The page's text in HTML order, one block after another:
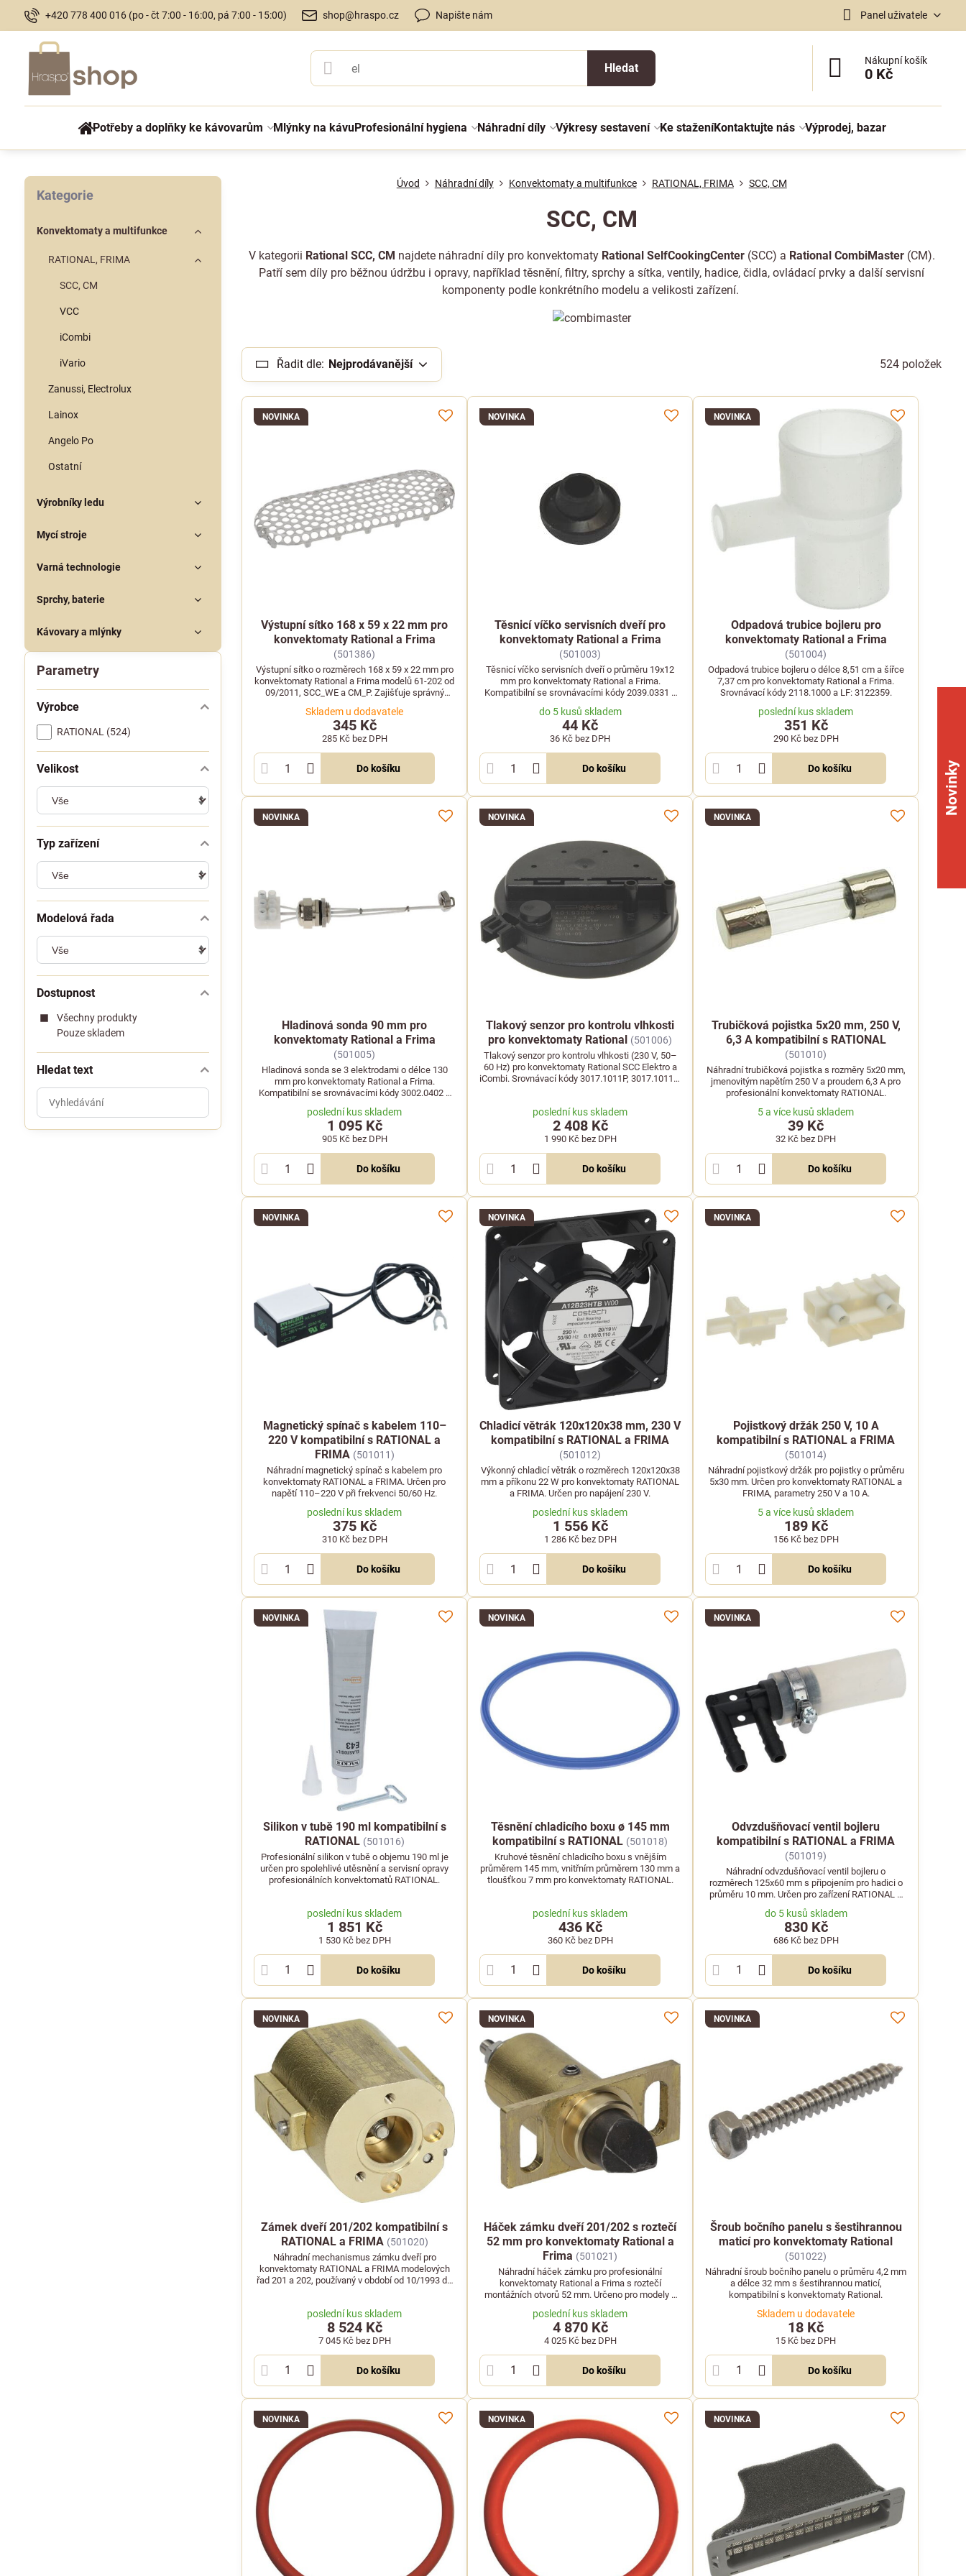
+420 778 400 016 (po - čt 7:00 - 16:00, pá 7:00 - 15:00) shop@hraspo.cz Napište nám Panel uživatele
Hledat
Nákupní košík
0 Kč
Potřeby a doplňky ke kávovarům Mlýnky na kávuProfesionální hygiena Náhradní díly Výkresy sestavení Ke staženíKontaktujte nás Výprodej, bazar
Úvod Náhradní díly Konvektomaty a multifunkce RATIONAL, FRIMA SCC, CM
SCC, CM
V kategorii Rational SCC, CM najdete náhradní díly pro konvektomaty Rational SelfCookingCenter(SCC) a Rational CombiMaster(CM).
Patří sem díly pro běžnou údržbu i opravy, například těsnění, filtry, sprchy a sítka, ventily, hadice, čidla, ovládací prvky a další servisní
komponenty podle konkrétního modelu a velikosti zařízení.
Řadit dle: Nejprodávanější 524 položek
NOVINKA
Výstupní sítko 168 x 59 x 22 mm pro
konvektomaty Rational a Frima
(501386)
Výstupní sítko o rozměrech 168 x 59 x 22 mm pro
konvektomaty Rational a Frima modelů 61-202 od
09/2011, SCC_WE a CM_P. Zajišťuje správný
Skladem u dodavatele
345 Kč
285 Kč bez DPH
Do košíku
NOVINKA
Těsnicí víčko servisních dveří pro
konvektomaty Rational a Frima
(501003)
Těsnicí víčko servisních dveří o průměru 19x12
mm pro konvektomaty Rational a Frima.
Kompatibilní se srovnávacími kódy 2039.0331 a
LF: 7150218.
do 5 kusů skladem
44 Kč
36 Kč bez DPH
Do košíku
NOVINKA
Odpadová trubice bojleru pro
konvektomaty Rational a Frima
(501004)
Odpadová trubice bojleru o délce 8,51 cm a šířce
7,37 cm pro konvektomaty Rational a Frima.
Srovnávací kódy 2118.1000 a LF: 3122359.
poslední kus skladem
351 Kč
290 Kč bez DPH
Do košíku
NOVINKA
Hladinová sonda 90 mm pro
konvektomaty Rational a Frima
(501005)
Hladinová sonda se 3 elektrodami o délce 130
mm pro konvektomaty Rational a Frima.
Kompatibilní se srovnávacími kódy 3002.0402 a
poslední kus skladem
1 095 Kč
905 Kč bez DPH
Do košíku
NOVINKA
Tlakový senzor pro kontrolu vlhkosti
pro konvektomaty Rational
(501006)
Tlakový senzor pro kontrolu vlhkosti (230 V, 50–
60 Hz) pro konvektomaty Rational SCC Elektro a
iCombi. Srovnávací kódy 3017.1011P, 3017.1011 a
poslední kus skladem
2 408 Kč
1 990 Kč bez DPH
Do košíku
NOVINKA
Trubičková pojistka 5x20 mm, 250 V,
6,3 A kompatibilní s RATIONAL
(501010)
Náhradní trubičková pojistka s rozměry 5x20 mm,
jmenovitým napětím 250 V a proudem 6,3 A pro
profesionální konvektomaty RATIONAL.
5 a více kusů skladem
39 Kč
32 Kč bez DPH
Do košíku
NOVINKA
Magnetický spínač s kabelem 110–
220 V kompatibilní s RATIONAL a
FRIMA (501011)
Náhradní magnetický spínač s kabelem pro
konvektomaty RATIONAL a FRIMA. Určen pro
napětí 110–220 V při frekvenci 50/60 Hz.
poslední kus skladem
375 Kč
310 Kč bez DPH
Do košíku
NOVINKA
Chladicí větrák 120x120x38 mm, 230 V
kompatibilní s RATIONAL a FRIMA
(501012)
Výkonný chladicí větrák o rozměrech 120x120x38
mm a příkonu 22 W pro konvektomaty RATIONAL
a FRIMA. Určen pro napájení 230 V.
poslední kus skladem
1 556 Kč
1 286 Kč bez DPH
Do košíku
NOVINKA
Pojistkový držák 250 V, 10 A
kompatibilní s RATIONAL a FRIMA
(501014)
Náhradní pojistkový držák pro pojistky o průměru
5x30 mm. Určen pro konvektomaty RATIONAL a
FRIMA, parametry 250 V a 10 A.
5 a více kusů skladem
189 Kč
156 Kč bez DPH
Do košíku
NOVINKA
Silikon v tubě 190 ml kompatibilní s
RATIONAL (501016)
Profesionální silikon v tubě o objemu 190 ml je
určen pro spolehlivé utěsnění a servisní opravy
profesionálních konvektomatů RATIONAL.
poslední kus skladem
1 851 Kč
1 530 Kč bez DPH
Do košíku
NOVINKA
Těsnění chladicího boxu ø 145 mm
kompatibilní s RATIONAL (501018)
Kruhové těsnění chladicího boxu s vnějším
průměrem 145 mm, vnitřním průměrem 130 mm a
tloušťkou 7 mm pro konvektomaty RATIONAL.
poslední kus skladem
436 Kč
360 Kč bez DPH
Do košíku
NOVINKA
Odvzdušňovací ventil bojleru
kompatibilní s RATIONAL a FRIMA
(501019)
Náhradní odvzdušňovací ventil bojleru o
rozměrech 125x60 mm s připojením pro hadici o
průměru 10 mm. Určen pro zařízení RATIONAL a
do 5 kusů skladem
830 Kč
686 Kč bez DPH
Do košíku
NOVINKA
Zámek dveří 201/202 kompatibilní s
RATIONAL a FRIMA (501020)
Náhradní mechanismus zámku dveří pro
konvektomaty RATIONAL a FRIMA modelových
řad 201 a 202, používaný v období od 10/1993 do
poslední kus skladem
8 524 Kč
7 045 Kč bez DPH
Do košíku
NOVINKA
Háček zámku dveří 201/202 s roztečí
52 mm pro konvektomaty Rational a
Frima (501021)
Náhradní háček zámku pro profesionální
konvektomaty Rational a Frima s roztečí
montážních otvorů 52 mm. Určeno pro modely v
poslední kus skladem
4 870 Kč
4 025 Kč bez DPH
Do košíku
NOVINKA
Šroub bočního panelu s šestihrannou
maticí pro konvektomaty Rational
(501022)
Náhradní šroub bočního panelu o průměru 4,2 mm
a délce 32 mm s šestihrannou maticí,
kompatibilní s konvektomaty Rational.
Skladem u dodavatele
18 Kč
15 Kč bez DPH
Do košíku
NOVINKA NOVINKA NOVINKA
Parametry
Výrobce
RATIONAL (524)
Velikost
Typ zařízení
Modelová řada
Dostupnost
Všechny produkty
Pouze skladem
Hledat text
Prohledat
výsledky
filtru
Kategorie
Konvektomaty a multifunkce
RATIONAL, FRIMA
SCC, CM
VCC
iCombi
iVario
Zanussi, Electrolux
Lainox
Angelo Po
Ostatní
Výrobníky ledu
Mycí stroje
Varná technologie
Sprchy, baterie
Kávovary a mlýnky
Novinky